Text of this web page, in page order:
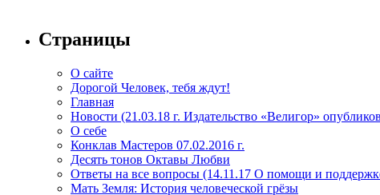
Страницы
О сайте
Дорогой Человек, тебя ждут!
Главная
Новости (21.03.18 г. Издательство «Велигор»
О себе
Конклав Мастеров 07.02.2016 г.
Десять тонов Октавы Любви
Ответы на все вопросы (14.11.17 О помощи и
Мать Земля: История человеческой грёзы